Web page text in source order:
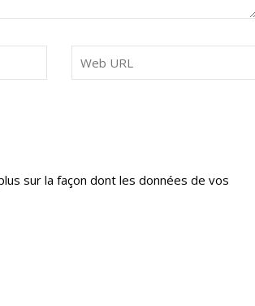
sur la façon dont les données de vos